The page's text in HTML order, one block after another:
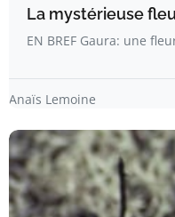
La mystérieuse
EN BREF Gaura: une
Anaïs Lemoine